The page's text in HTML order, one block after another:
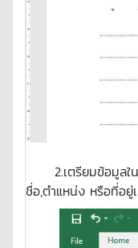
2.เตรียมข้อมูลใน
ชื่อ,ตำแหน่ง หรือที่อยู่